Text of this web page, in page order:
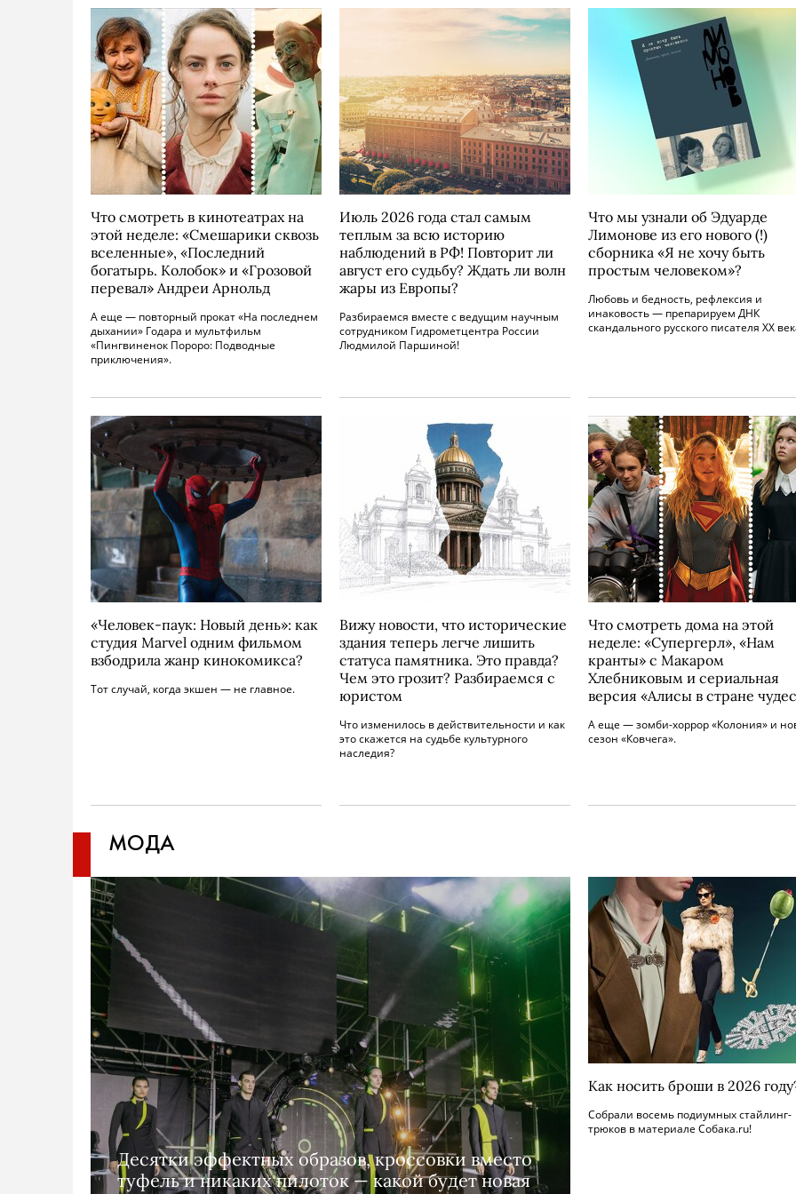
Что смотреть в кинотеатрах на
этой неделе: «Смешарики сквозь
вселенные», «Последний
богатырь. Колобок» и «Грозовой
перевал» Андреи Арнольд
А еще — повторный прокат «На последнем
дыхании» Годара и мультфильм
«Пингвиненок Пороро: Подводные
приключения».
Июль 2026 года стал самым
теплым за всю историю
наблюдений в РФ! Повторит ли
август его судьбу? Ждать ли волн
жары из Европы?
Разбираемся вместе с ведущим научным
сотрудником Гидрометцентра России
Людмилой Паршиной!
Что мы узнали об Эдуарде
Лимонове из его нового (!)
сборника «Я не хочу быть
простым человеком»?
Любовь и бедность, рефлексия и
инаковость — препарируем ДНК
скандального русского писателя ХХ
«Человек-паук: Новый день»: как
студия Marvel одним фильмом
взбодрила жанр кинокомикса?
Тот случай, когда экшен — не главное.
Вижу новости, что исторические
здания теперь легче лишить
статуса памятника. Это правда?
Чем это грозит? Разбираемся с
юристом
Что изменилось в действительности и как
это скажется на судьбе культурного
наследия?
Что смотреть дома на этой
неделе: «Супергерл», «Нам
кранты» с Макаром
Хлебниковым и сериальная
версия «Алисы в стране
А еще — зомби-хоррор «Колония» и
сезон «Ковчега».
МОДА
Десятки эффектных образов, кроссовки вместо
туфель и никаких пилоток — какой будет новая
Как носить броши в 2026
Собрали восемь подиумных стайлинг-
трюков в материале Собака.ru!